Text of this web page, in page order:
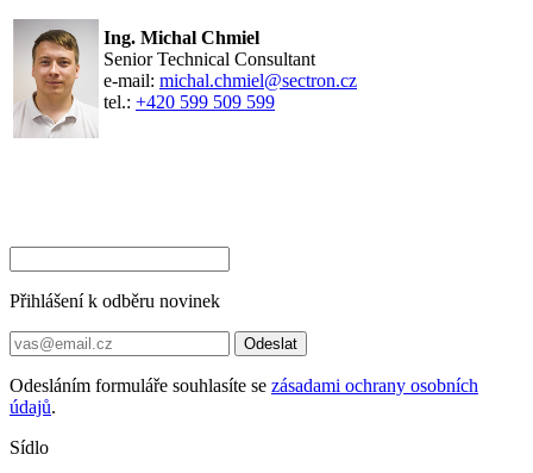
Ing. Michal Chmiel
Senior Technical Consultant
e-mail: michal.chmiel@sectron.cz
tel.: +420 599 509 599
Přihlášení k odběru novinek
Odeslat
Odesláním formuláře souhlasíte se zásadami ochrany osobních
údajů.
Sídlo